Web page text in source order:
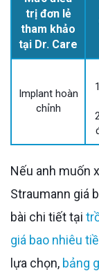
trị đơn lẻ
tham khảo
tại Dr. Care
Implant hoàn
chỉnh
Nếu anh muốn xem riêng trồng răng Implant với trụ
Straumann giá
bài chi tiết tại
giá bao nhiêu
lựa chọn, bảng